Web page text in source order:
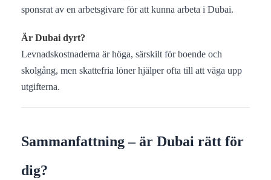
sponsrat av en arbetsgivare för att kunna arbeta i Dubai.
Är Dubai dyrt?
Levnadskostnaderna är höga, särskilt för boende och
skolgång, men skattefria löner hjälper ofta till att väga upp
utgifterna.
Sammanfattning – är Dubai rätt för
dig?